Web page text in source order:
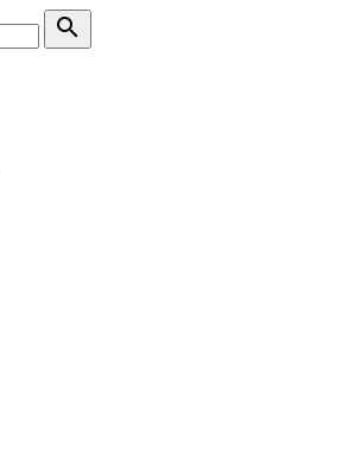

Search